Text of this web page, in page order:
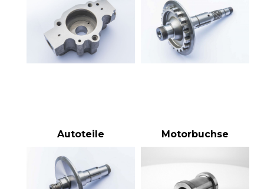
Autoteile Motorbuchse